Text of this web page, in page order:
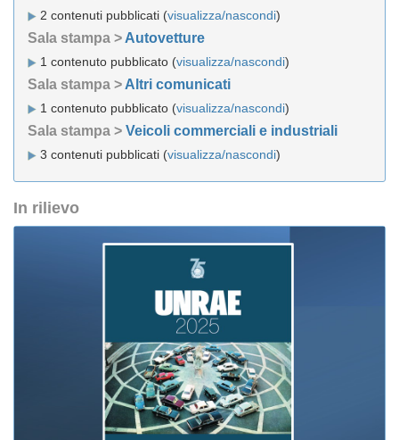
2 contenuti pubblicati (visualizza/nascondi)
Sala stampa > Autovetture
1 contenuto pubblicato (visualizza/nascondi)
Sala stampa > Altri comunicati
1 contenuto pubblicato (visualizza/nascondi)
Sala stampa > Veicoli commerciali e industriali
3 contenuti pubblicati (visualizza/nascondi)
In rilievo